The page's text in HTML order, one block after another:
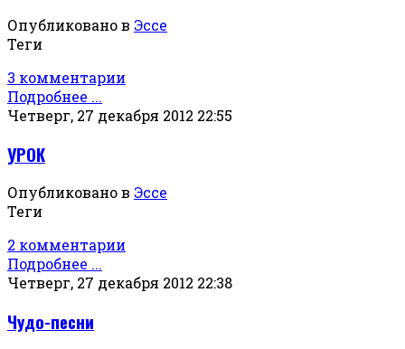
Опубликовано в Эссе
Теги
3 комментарии
Подробнее ...
Четверг, 27 декабря 2012 22:55
УРОК
Опубликовано в Эссе
Теги
2 комментарии
Подробнее ...
Четверг, 27 декабря 2012 22:38
Чудо-песни